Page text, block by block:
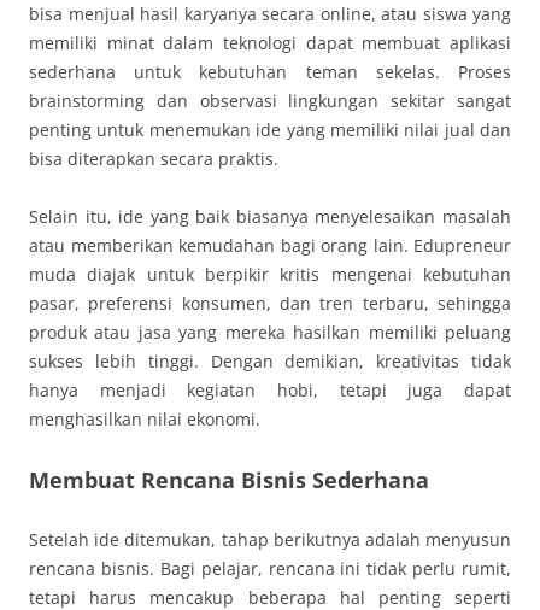
bisa menjual hasil karyanya secara online, atau siswa yang
memiliki minat dalam teknologi dapat membuat aplikasi
sederhana untuk kebutuhan teman sekelas. Proses
brainstorming dan observasi lingkungan sekitar sangat
penting untuk menemukan ide yang memiliki nilai jual dan
bisa diterapkan secara praktis.
Selain itu, ide yang baik biasanya menyelesaikan masalah
atau memberikan kemudahan bagi orang lain. Edupreneur
muda diajak untuk berpikir kritis mengenai kebutuhan
pasar, preferensi konsumen, dan tren terbaru, sehingga
produk atau jasa yang mereka hasilkan memiliki peluang
sukses lebih tinggi. Dengan demikian, kreativitas tidak
hanya menjadi kegiatan hobi, tetapi juga dapat
menghasilkan nilai ekonomi.
Membuat Rencana Bisnis Sederhana
Setelah ide ditemukan, tahap berikutnya adalah menyusun
rencana bisnis. Bagi pelajar, rencana ini tidak perlu rumit,
tetapi harus mencakup beberapa hal penting seperti